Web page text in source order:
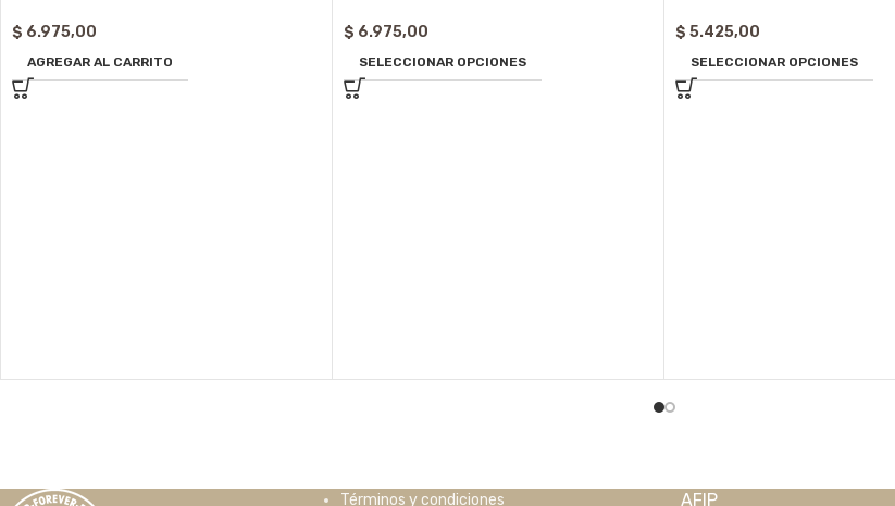
$ 6.975,00
AGREGAR AL CARRITO
$ 6.975,00
SELECCIONAR OPCIONES
$ 5.425,00
SELECCIONAR OPCIONES
Términos y condiciones
AFIP